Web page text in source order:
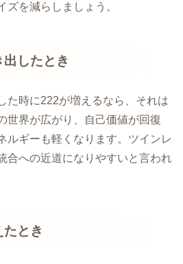
ズを減らしましょう。
したとき
た時に222が増えるなら、それは
世界が広がり、自己価値が回復
ルギーも軽くなります。ツインレ
合への近道になりやすいと言われ
とき